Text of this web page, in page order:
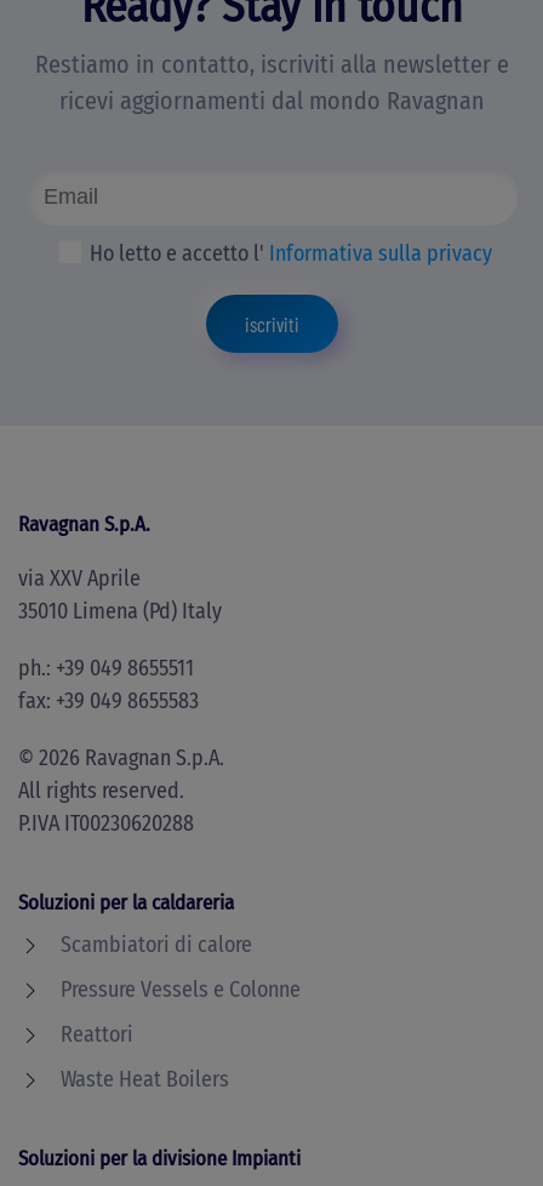
Restiamo in contatto, iscriviti alla newsletter e
ricevi aggiornamenti dal mondo Ravagnan
Ho letto e accetto l' Informativa sulla privacy
iscriviti
Ravagnan S.p.A.
via XXV Aprile
35010 Limena (Pd) Italy
ph.: +39 049 8655511
fax: +39 049 8655583
© 2026 Ravagnan S.p.A.
All rights reserved.
P.IVA IT00230620288
Soluzioni per la caldareria
Scambiatori di calore
Pressure Vessels e Colonne
Reattori
Waste Heat Boilers
Soluzioni per la divisione Impianti